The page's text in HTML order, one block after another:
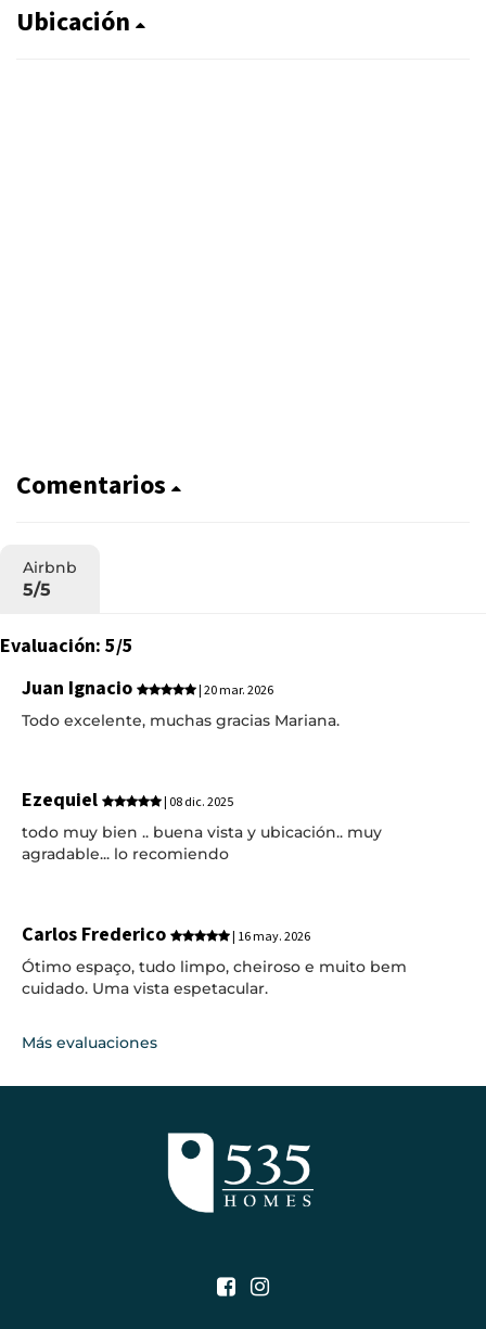
Ubicación
Comentarios
Airbnb
5/5
Evaluación: 5/5
Juan Ignacio
| 20 mar. 2026
Todo excelente, muchas gracias Mariana.
Ezequiel | 08 dic. 2025
todo muy bien .. buena vista y ubicación.. muy
agradable... lo recomiendo
Carlos Frederico | 16 may. 2026
Ótimo espaço, tudo limpo, cheiroso e muito bem
cuidado. Uma vista espetacular.
Más evaluaciones